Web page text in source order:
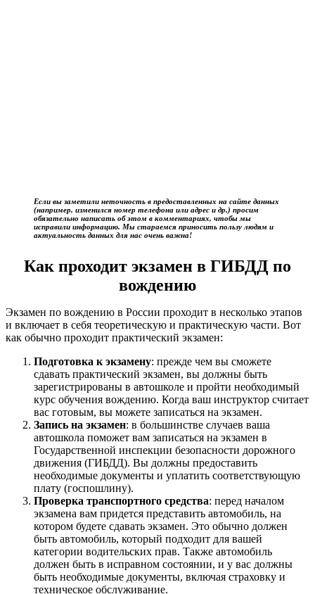
Если вы заметили неточность в предоставленных на сайте данных
(например, изменился номер телефона или адрес и др.) просим
обязательно написать об этом в комментариях, чтобы мы
исправили информацию. Мы стараемся приносить пользу людям и
актуальность данных для нас очень важна!
Как проходит экзамен в ГИБДД по
вождению
Экзамен по вождению в России проходит в несколько этапов
и включает в себя теоретическую и практическую части. Вот
как обычно проходит практический экзамен:
Подготовка к экзамену: прежде чем вы сможете
сдавать практический экзамен, вы должны быть
зарегистрированы в автошколе и пройти необходимый
курс обучения вождению. Когда ваш инструктор считает
вас готовым, вы можете записаться на экзамен.
Запись на экзамен: в большинстве случаев ваша
автошкола поможет вам записаться на экзамен в
Государственной инспекции безопасности дорожного
движения (ГИБДД). Вы должны предоставить
необходимые документы и уплатить соответствующую
плату (госпошлину).
Проверка транспортного средства: перед началом
экзамена вам придется представить автомобиль, на
котором будете сдавать экзамен. Это обычно должен
быть автомобиль, который подходит для вашей
категории водительских прав. Также автомобиль
должен быть в исправном состоянии, и у вас должны
быть необходимые документы, включая страховку и
техническое обслуживание.